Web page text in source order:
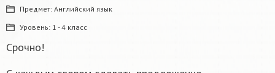
Предмет: Английский язык
Уровень: 1 - 4 класс
Срочно!